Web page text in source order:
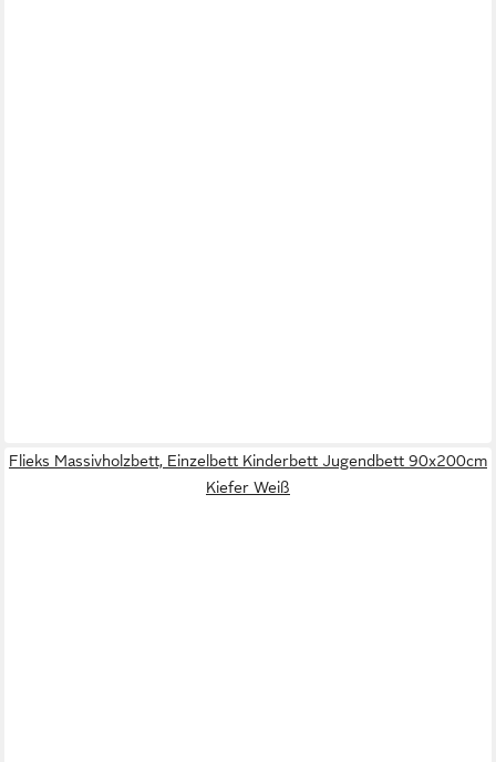
Flieks Massivholzbett, Einzelbett Kinderbett Jugendbett 90x200cm
Kiefer Weiß